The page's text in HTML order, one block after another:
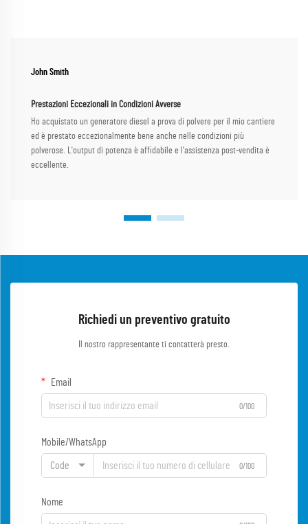
John Smith
Prestazioni Eccezionali in Condizioni Avverse
Ho acquistato un generatore diesel a prova di polvere per il mio cantiere
ed è prestato eccezionalmente bene anche nelle condizioni più
polverose. L'output di potenza è affidabile e l'assistenza post-vendita è
eccellente.
Richiedi un preventivo gratuito
Il nostro rappresentante ti contatterà presto.
Email
0/100
Mobile/WhatsApp
Code 0/100
Nome